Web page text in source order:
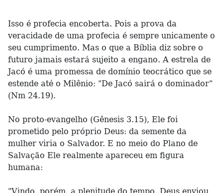
Isso é profecia encoberta. Pois a prova da
veracidade de uma profecia é sempre unicamente o
seu cumprimento. Mas o que a Bíblia diz sobre o
futuro jamais estará sujeito a engano. A estrela de
Jacó é uma promessa de domínio teocrático que se
estende até o Milênio: "De Jacó sairá o dominador"
(Nm 24.19).
No proto-evangelho (Gênesis 3.15), Ele foi
prometido pelo próprio Deus: da semente da
mulher viria o Salvador. E no meio do Plano de
Salvação Ele realmente apareceu em figura
humana: